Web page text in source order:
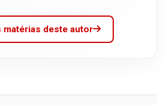
matérias deste autor